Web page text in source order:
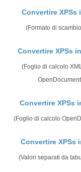
Convertire XPSs
(Formato di
Convertire XPSs
(Foglio di calcolo
Convertire XPSs
(Foglio di calcolo
Convertire XPSs
(Valori separati da